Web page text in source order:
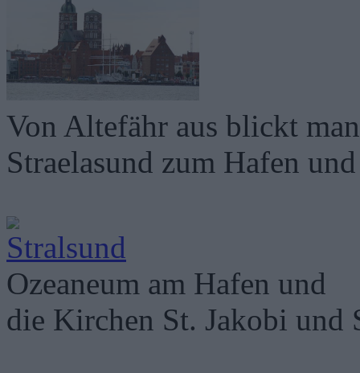
Von Altefähr aus blickt
Straelasund zum Hafen
Ozeaneum am Hafen und
die Kirchen St. Jakobi und